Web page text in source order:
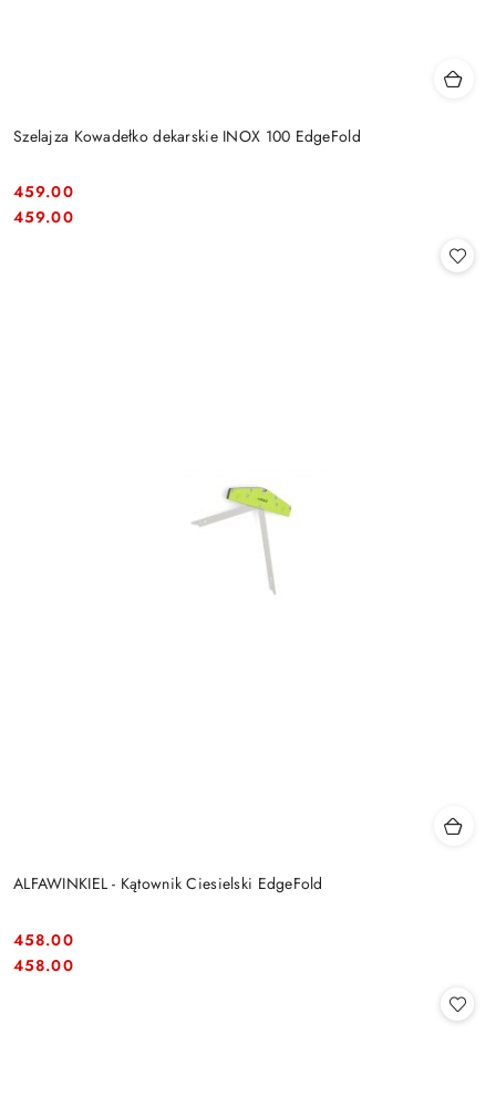
Szelajza Kowadełko dekarskie INOX 100 EdgeFold
Cena:
459.00
Cena:
459.00
ALFAWINKIEL - Kątownik Ciesielski EdgeFold
Cena:
458.00
Cena:
458.00